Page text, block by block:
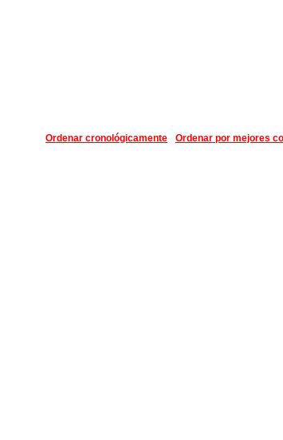
Ordenar por mejores
Ordenar cronológicamente